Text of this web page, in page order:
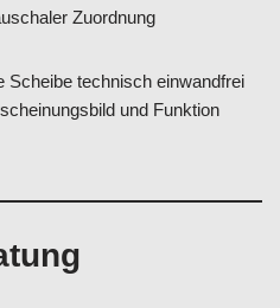
Zuordnung
Scheibe technisch einwandfrei
und Funktion